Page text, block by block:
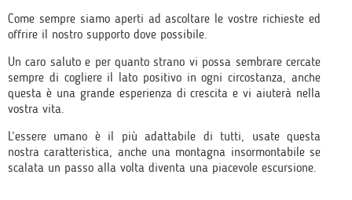
Come sempre siamo aperti ad ascoltare le vostre richieste ed
offrire il nostro supporto dove possibile.
Un caro saluto e per quanto strano vi possa sembrare cercate
sempre di cogliere il lato positivo in ogni circostanza, anche
questa è una grande esperienza di crescita e vi aiuterà nella
vostra vita.
L’essere umano è il più adattabile di tutti, usate questa
nostra caratteristica, anche una montagna insormontabile se
scalata un passo alla volta diventa una piacevole escursione.